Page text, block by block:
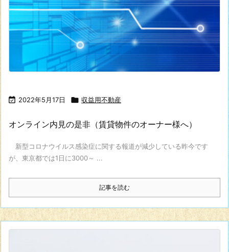
 2022年5月17日  収益用不動産
オンライン内見の是非（賃貸物件のオーナー様へ）
新型コロナウイルス感染症に関する報道が減少している昨今です
が、東京都では1日に3000～ ...
記事を読む